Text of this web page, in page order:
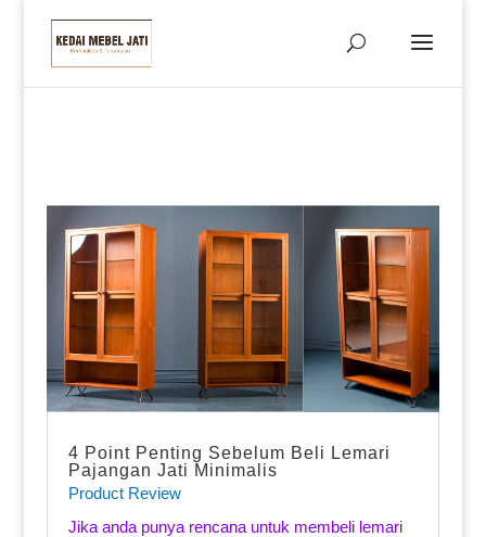
4 Point Penting Sebelum Beli Lemari
Pajangan Jati Minimalis
Product Review
Jika anda punya rencana untuk membeli lemari